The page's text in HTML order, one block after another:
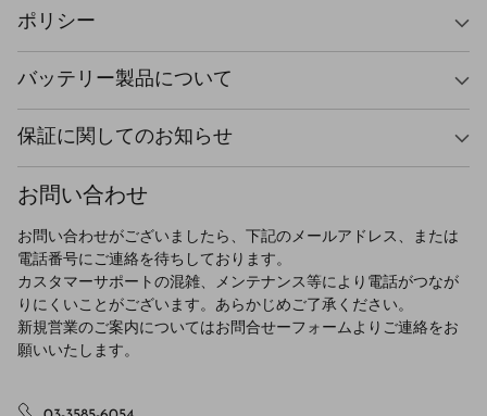
ポリシー
バッテリー製品について
保証に関してのお知らせ
お問い合わせ
お問い合わせがございましたら、下記のメールアドレス、または
電話番号にご連絡を待ちしております。
カスタマーサポートの混雑、メンテナンス等により電話がつなが
りにくいことがございます。あらかじめご了承ください。
新規営業のご案内についてはお問合せーフォームよりご連絡をお
願いいたします。